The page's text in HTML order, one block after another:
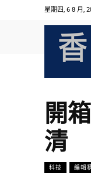
星期四, 6 8 月,
開
清
科技 編輯